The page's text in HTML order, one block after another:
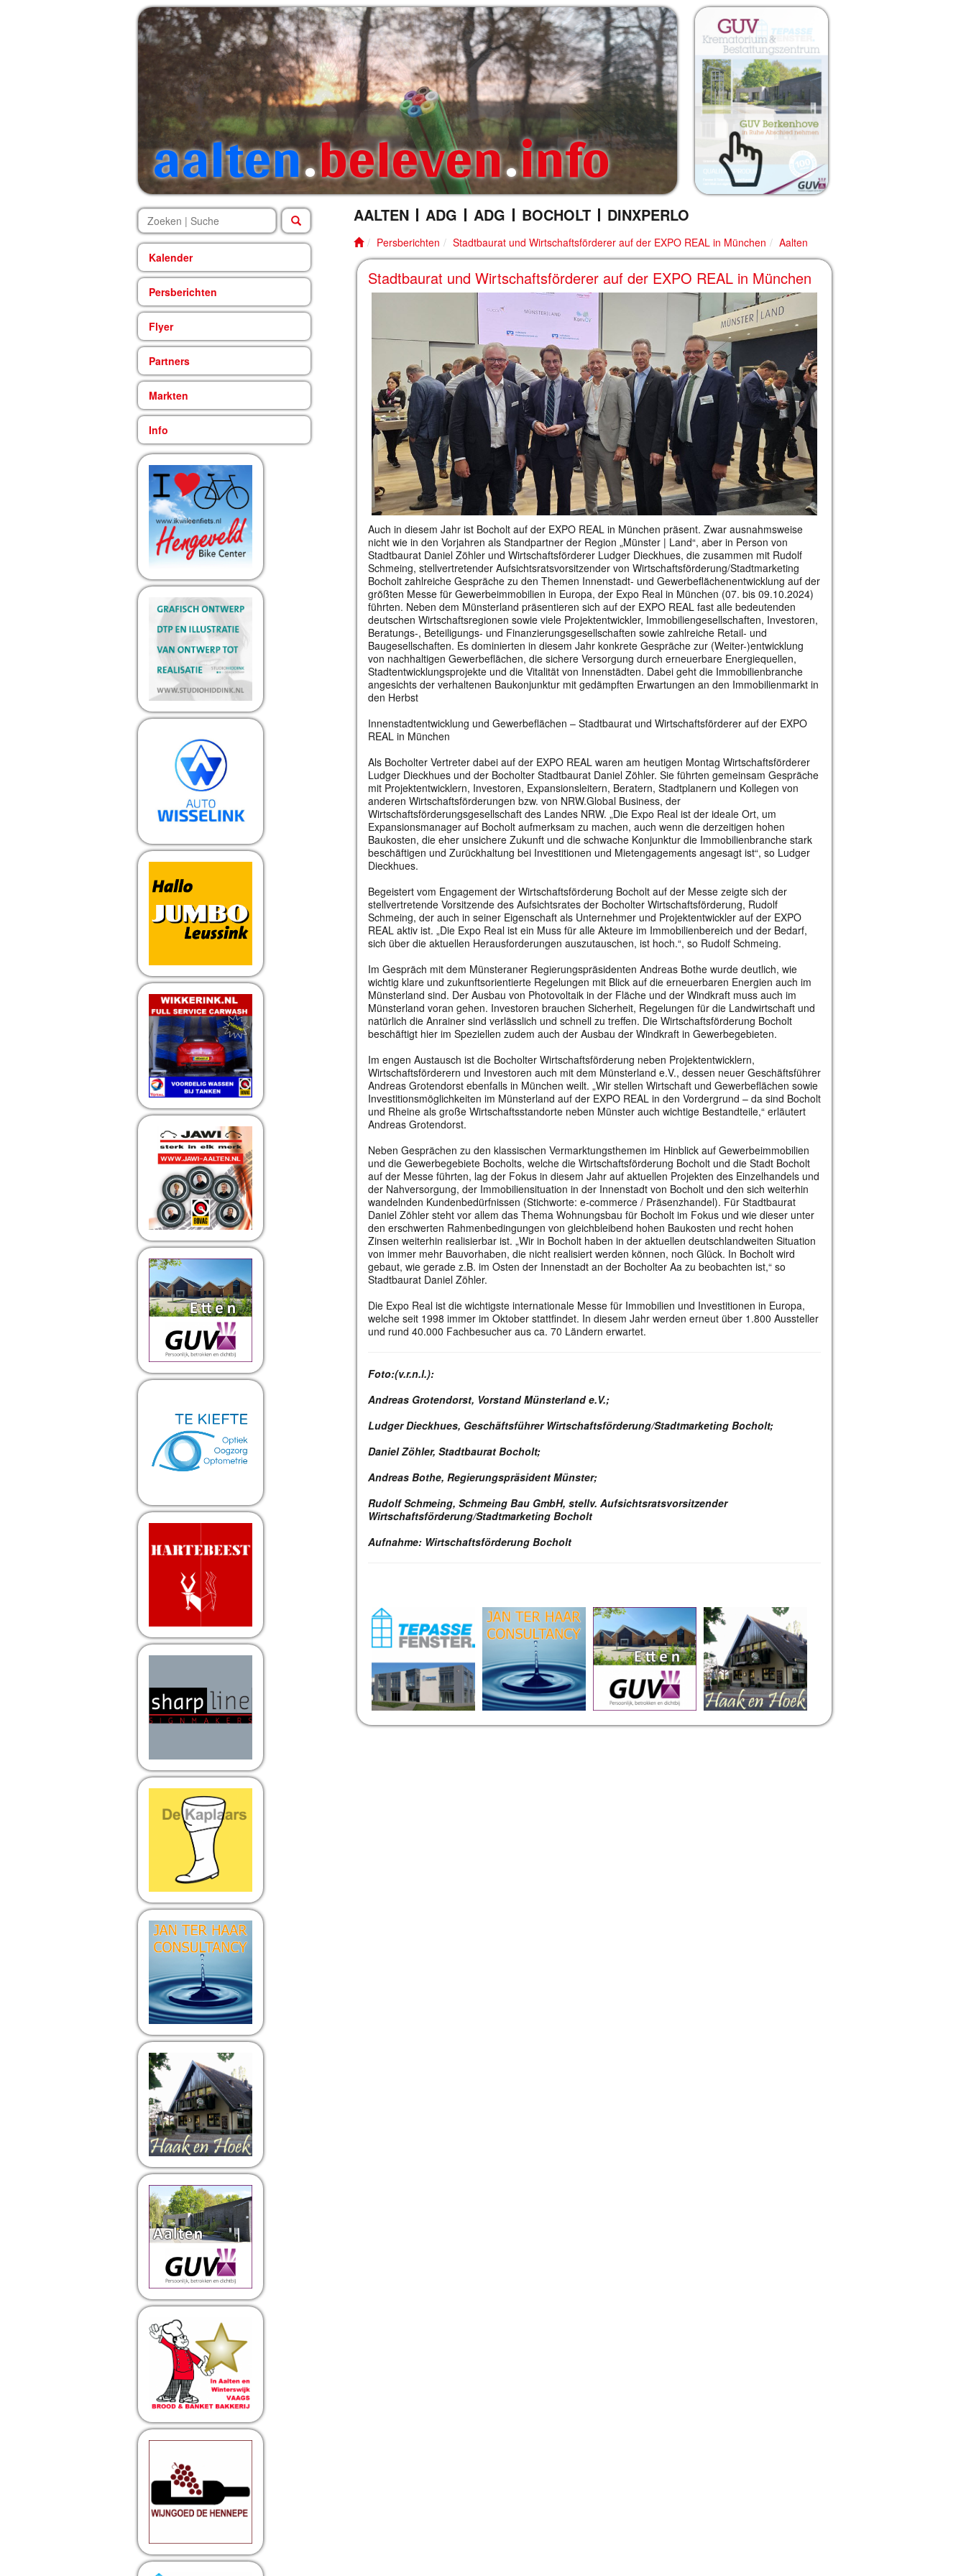
aalten.beleven.info
Kalender
Persberichten
Flyer
Partners
Markten
Info
AALTEN ADG ADG BOCHOLT DINXPERLO
Persberichten Stadtbaurat und Wirtschaftsförderer auf der EXPO REAL in München Aalten
Stadtbaurat und Wirtschaftsförderer auf der EXPO REAL in München
Auch in diesem Jahr ist Bocholt auf der EXPO REAL in München präsent. Zwar ausnahmsweise
nicht wie in den Vorjahren als Standpartner der Region „Münster | Land“, aber in Person von
Stadtbaurat Daniel Zöhler und Wirtschaftsförderer Ludger Dieckhues, die zusammen mit Rudolf
Schmeing, stellvertretender Aufsichtsratsvorsitzender von Wirtschaftsförderung/Stadtmarketing
Bocholt zahlreiche Gespräche zu den Themen Innenstadt- und Gewerbeflächenentwicklung auf der
größten Messe für Gewerbeimmobilien in Europa, der Expo Real in München (07. bis 09.10.2024)
führten. Neben dem Münsterland präsentieren sich auf der EXPO REAL fast alle bedeutenden
deutschen Wirtschaftsregionen sowie viele Projektentwickler, Immobiliengesellschaften, Investoren,
Beratungs-, Beteiligungs- und Finanzierungsgesellschaften sowie zahlreiche Retail- und
Baugesellschaften. Es dominierten in diesem Jahr konkrete Gespräche zur (Weiter-)entwicklung
von nachhaltigen Gewerbeflächen, die sichere Versorgung durch erneuerbare Energiequellen,
Stadtentwicklungsprojekte und die Vitalität von Innenstädten. Dabei geht die Immobilienbranche
angesichts der verhaltenen Baukonjunktur mit gedämpften Erwartungen an den Immobilienmarkt in
den Herbst
Innenstadtentwicklung und Gewerbeflächen – Stadtbaurat und Wirtschaftsförderer auf der EXPO
REAL in München
Als Bocholter Vertreter dabei auf der EXPO REAL waren am heutigen Montag Wirtschaftsförderer
Ludger Dieckhues und der Bocholter Stadtbaurat Daniel Zöhler. Sie führten gemeinsam Gespräche
mit Projektentwicklern, Investoren, Expansionsleitern, Beratern, Stadtplanern und Kollegen von
anderen Wirtschaftsförderungen bzw. von NRW.Global Business, der
Wirtschaftsförderungsgesellschaft des Landes NRW. „Die Expo Real ist der ideale Ort, um
Expansionsmanager auf Bocholt aufmerksam zu machen, auch wenn die derzeitigen hohen
Baukosten, die eher unsichere Zukunft und die schwache Konjunktur die Immobilienbranche stark
beschäftigen und Zurückhaltung bei Investitionen und Mietengagements angesagt ist“, so Ludger
Dieckhues.
Begeistert vom Engagement der Wirtschaftsförderung Bocholt auf der Messe zeigte sich der
stellvertretende Vorsitzende des Aufsichtsrates der Bocholter Wirtschaftsförderung, Rudolf
Schmeing, der auch in seiner Eigenschaft als Unternehmer und Projektentwickler auf der EXPO
REAL aktiv ist. „Die Expo Real ist ein Muss für alle Akteure im Immobilienbereich und der Bedarf,
sich über die aktuellen Herausforderungen auszutauschen, ist hoch.“, so Rudolf Schmeing.
Im Gespräch mit dem Münsteraner Regierungspräsidenten Andreas Bothe wurde deutlich, wie
wichtig klare und zukunftsorientierte Regelungen mit Blick auf die erneuerbaren Energien auch im
Münsterland sind. Der Ausbau von Photovoltaik in der Fläche und der Windkraft muss auch im
Münsterland voran gehen. Investoren brauchen Sicherheit, Regelungen für die Landwirtschaft und
natürlich die Anrainer sind verlässlich und schnell zu treffen. Die Wirtschaftsförderung Bocholt
beschäftigt hier im Speziellen zudem auch der Ausbau der Windkraft in Gewerbegebieten.
Im engen Austausch ist die Bocholter Wirtschaftsförderung neben Projektentwicklern,
Wirtschaftsförderern und Investoren auch mit dem Münsterland e.V., dessen neuer Geschäftsführer
Andreas Grotendorst ebenfalls in München weilt. „Wir stellen Wirtschaft und Gewerbeflächen sowie
Investitionsmöglichkeiten im Münsterland auf der EXPO REAL in den Vordergrund – da sind Bocholt
und Rheine als große Wirtschaftsstandorte neben Münster auch wichtige Bestandteile,“ erläutert
Andreas Grotendorst.
Neben Gesprächen zu den klassischen Vermarktungsthemen im Hinblick auf Gewerbeimmobilien
und die Gewerbegebiete Bocholts, welche die Wirtschaftsförderung Bocholt und die Stadt Bocholt
auf der Messe führten, lag der Fokus in diesem Jahr auf aktuellen Projekten des Einzelhandels und
der Nahversorgung, der Immobiliensituation in der Innenstadt von Bocholt und den sich weiterhin
wandelnden Kundenbedürfnissen (Stichworte: e-commerce / Präsenzhandel). Für Stadtbaurat
Daniel Zöhler steht vor allem das Thema Wohnungsbau für Bocholt im Fokus und wie dieser unter
den erschwerten Rahmenbedingungen von gleichbleibend hohen Baukosten und recht hohen
Zinsen weiterhin realisierbar ist. „Wir in Bocholt haben in der aktuellen deutschlandweiten Situation
von immer mehr Bauvorhaben, die nicht realisiert werden können, noch Glück. In Bocholt wird
gebaut, wie gerade z.B. im Osten der Innenstadt an der Bocholter Aa zu beobachten ist,“ so
Stadtbaurat Daniel Zöhler.
Die Expo Real ist die wichtigste internationale Messe für Immobilien und Investitionen in Europa,
welche seit 1998 immer im Oktober stattfindet. In diesem Jahr werden erneut über 1.800 Aussteller
und rund 40.000 Fachbesucher aus ca. 70 Ländern erwartet.
Foto:(v.r.n.l.):
Andreas Grotendorst, Vorstand Münsterland e.V.;
Ludger Dieckhues, Geschäftsführer Wirtschaftsförderung/Stadtmarketing Bocholt;
Daniel Zöhler, Stadtbaurat Bocholt;
Andreas Bothe, Regierungspräsident Münster;
Rudolf Schmeing, Schmeing Bau GmbH, stellv. Aufsichtsratsvorsitzender
Wirtschaftsförderung/Stadtmarketing Bocholt
Aufnahme: Wirtschaftsförderung Bocholt